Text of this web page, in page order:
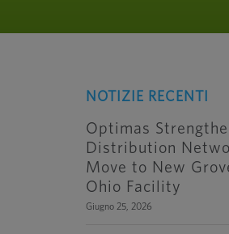
NOTIZIE RECENTI
Optimas
Distribution
Move to New
Ohio Facility
Giugno 25, 2026